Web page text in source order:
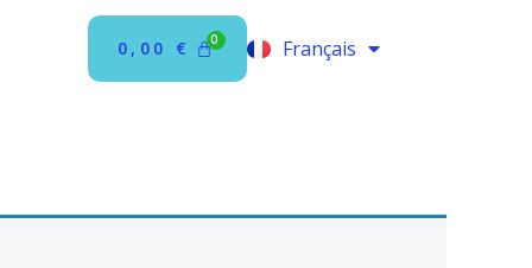
0,00 € Français
English